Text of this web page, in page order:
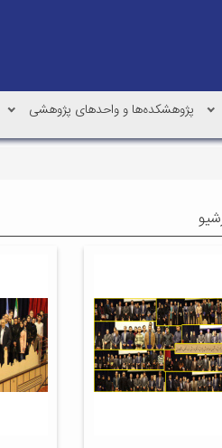
پژوهشکده‌ها و واحدهای پژوهشی